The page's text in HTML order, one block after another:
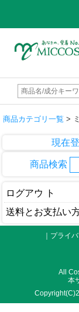
商品カテゴリ一覧 >
現在
商品検索
ログアウ ト
送料とお支払い
｜プライ
All
本